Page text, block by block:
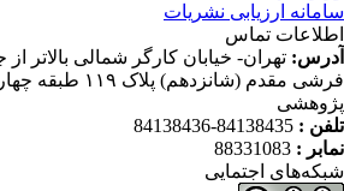
ارزیابی نشریات
تماس
تهران- خیابان کارگر شمالی بالاتر از
فرشی مقدم (شانزدهم)
:
84138435-84138436
:
88331083
اجتمایی